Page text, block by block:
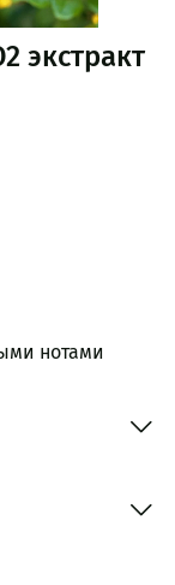
экстракт
нотами